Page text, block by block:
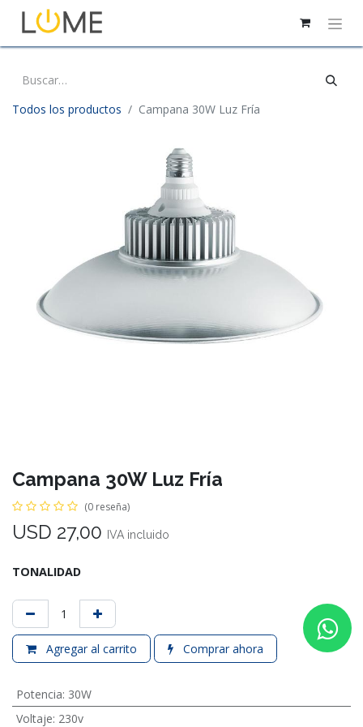
Todos los productos Campana 30W Luz Fría
Campana 30W Luz Fría
(0 reseña)
USD 27,00 IVA incluido
TONALIDAD
Agregar al carrito Comprar ahora
Potencia: 30W
Voltaje: 230v